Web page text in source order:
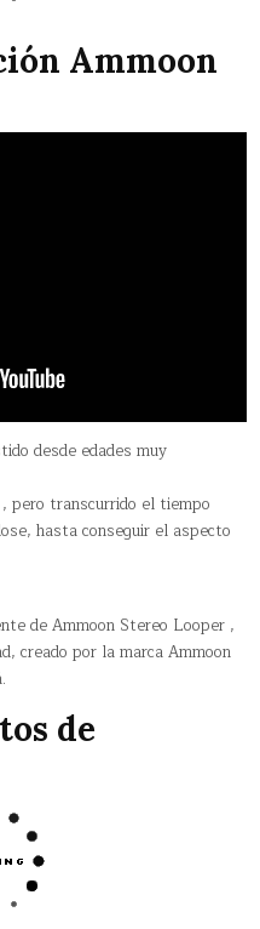
Ammoon
desde edades muy
pero transcurrido el tiempo
hasta conseguir el aspecto
de Ammoon Stereo Looper ,
creado por la marca Ammoon
de